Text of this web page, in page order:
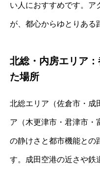
い人におすすめです。ア
が、都心からゆとりある
北総・内房エリア
た場所
北総エリア（佐倉市・成
ア（木更津市・君津市・
の静けさと都市機能との
す。成田空港の近さや鉄